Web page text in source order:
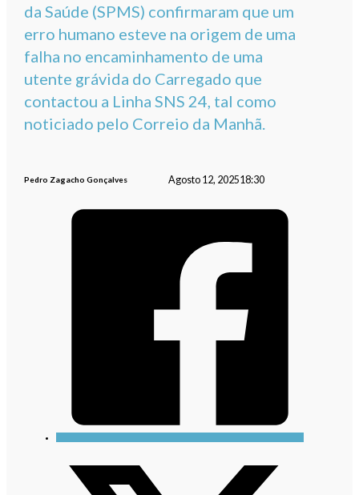
da Saúde (SPMS) confirmaram que um
erro humano esteve na origem de uma
falha no encaminhamento de uma
utente grávida do Carregado que
contactou a Linha SNS 24, tal como
noticiado pelo Correio da Manhã.
Pedro Zagacho Gonçalves Agosto 12, 202518:30